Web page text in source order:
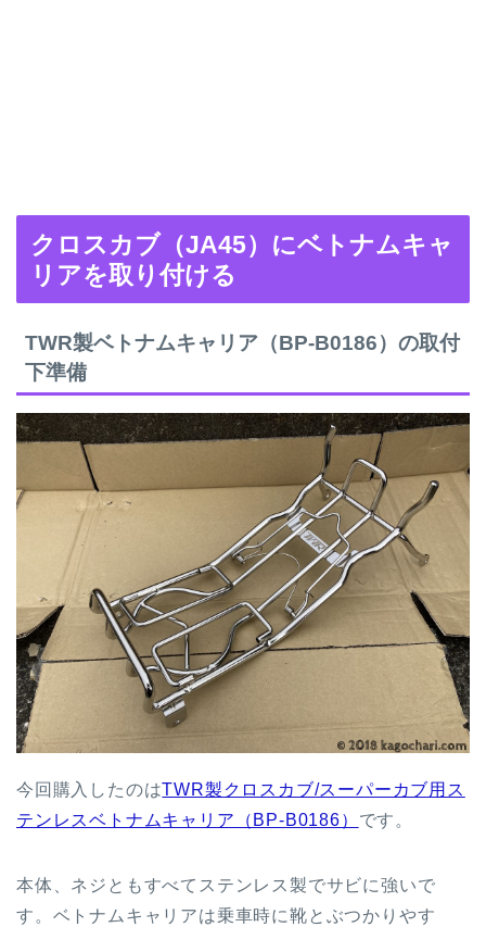
クロスカブ（JA45）にベトナムキャ
リアを取り付ける
TWR製ベトナムキャリア（BP-B0186）の取付
下準備
今回購入したのはTWR製クロスカブ/スーパーカブ用ス
テンレスベトナムキャリア（BP-B0186） です。
本体、ネジともすべてステンレス製でサビに強いで
す。ベトナムキャリアは乗車時に靴とぶつかりやす